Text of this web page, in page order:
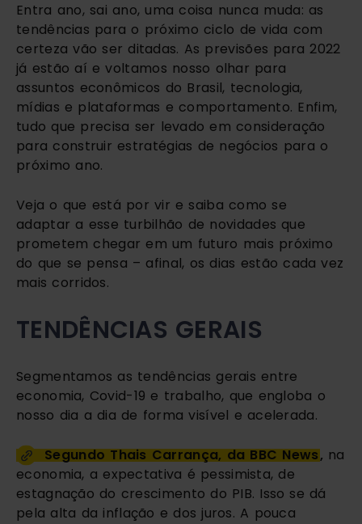
Entra ano, sai ano, uma coisa nunca muda: as
tendências para o próximo ciclo de vida com
certeza vão ser ditadas. As previsões para 2022
já estão aí e voltamos nosso olhar para
assuntos econômicos do Brasil, tecnologia,
mídias e plataformas e comportamento. Enfim,
tudo que precisa ser levado em consideração
para construir estratégias de negócios para o
próximo ano.
Veja o que está por vir e saiba como se
adaptar a esse turbilhão de novidades que
prometem chegar em um futuro mais próximo
do que se pensa – afinal, os dias estão cada vez
mais corridos.
TENDÊNCIAS GERAIS
Segmentamos as tendências gerais entre
economia, Covid-19 e trabalho, que engloba o
nosso dia a dia de forma visível e acelerada.
Segundo Thais Carrança, da BBC News, na
economia, a expectativa é pessimista, de
estagnação do crescimento do PIB. Isso se dá
pela alta da inflação e dos juros. A pouca